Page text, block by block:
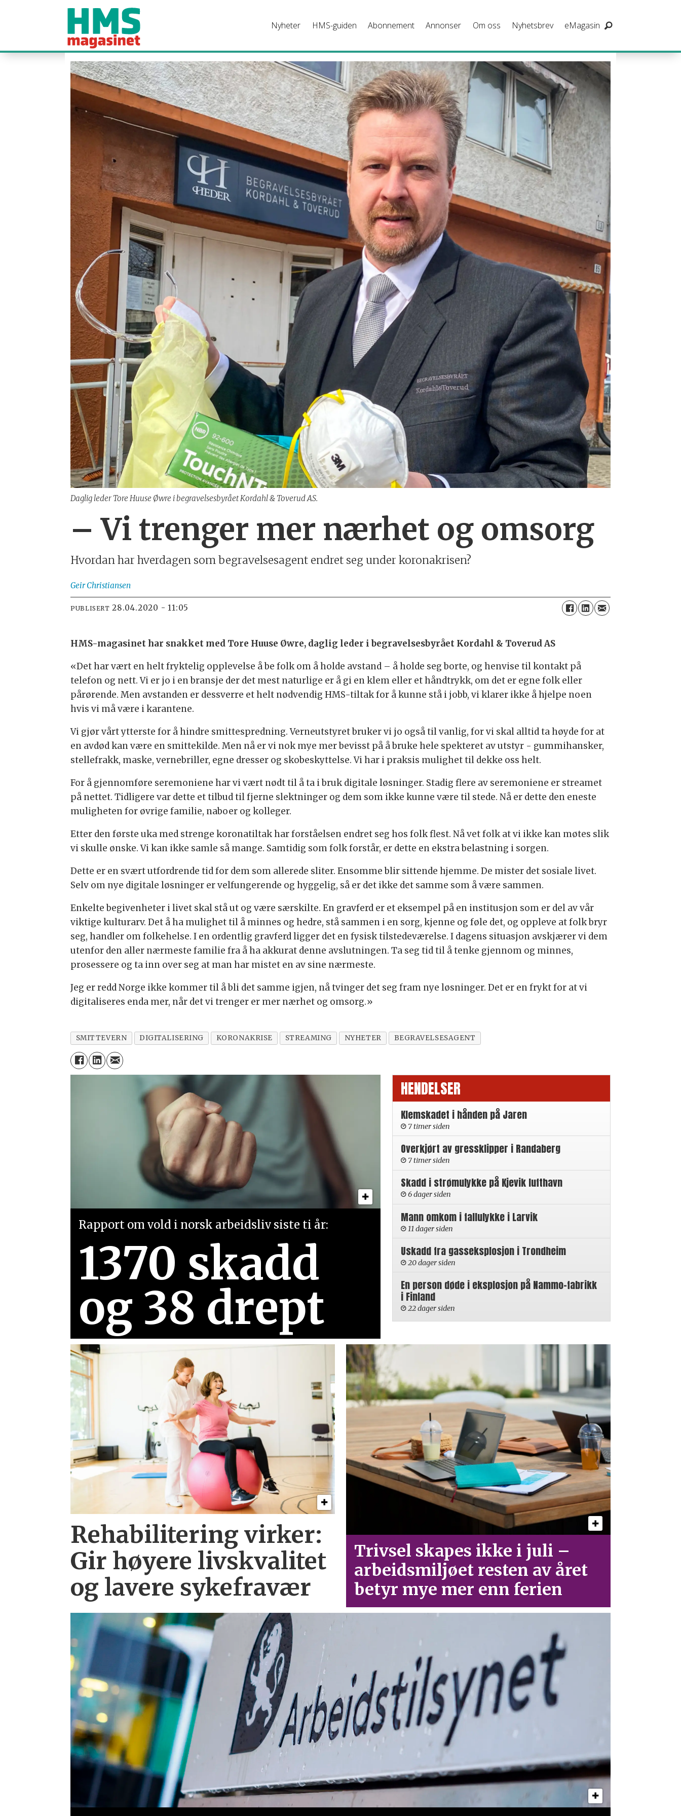
Nyheter HMS-guiden Abonnement Annonser Om oss Nyhetsbrev eMagasin
Daglig leder Tore Huuse Øwre i begravelsesbyrået Kordahl & Toverud AS.
– Vi trenger mer nærhet og omsorg
Hvordan har hverdagen som begravelsesagent endret seg under koronakrisen?
Geir Christiansen
PUBLISERT 28.04.2020 - 11:05
HMS-magasinet har snakket med Tore Huuse Øwre, daglig leder i begravelsesbyrået Kordahl & Toverud AS
«Det har vært en helt fryktelig opplevelse å be folk om å holde avstand – å holde seg borte, og henvise til kontakt på
telefon og nett. Vi er jo i en bransje der det mest naturlige er å gi en klem eller et håndtrykk, om det er egne folk eller
pårørende. Men avstanden er dessverre et helt nødvendig HMS-tiltak for å kunne stå i jobb, vi klarer ikke å hjelpe noen
hvis vi må være i karantene.
Vi gjør vårt ytterste for å hindre smittespredning. Verneutstyret bruker vi jo også til vanlig, for vi skal alltid ta høyde for at
en avdød kan være en smittekilde. Men nå er vi nok mye mer bevisst på å bruke hele spekteret av utstyr - gummihansker,
stellefrakk, maske, vernebriller, egne dresser og skobeskyttelse. Vi har i praksis mulighet til dekke oss helt.
For å gjennomføre seremoniene har vi vært nødt til å ta i bruk digitale løsninger. Stadig flere av seremoniene er streamet
på nettet. Tidligere var dette et tilbud til fjerne slektninger og dem som ikke kunne være til stede. Nå er dette den eneste
muligheten for øvrige familie, naboer og kolleger.
Etter den første uka med strenge koronatiltak har forståelsen endret seg hos folk flest. Nå vet folk at vi ikke kan møtes slik
vi skulle ønske. Vi kan ikke samle så mange. Samtidig som folk forstår, er dette en ekstra belastning i sorgen.
Dette er en svært utfordrende tid for dem som allerede sliter. Ensomme blir sittende hjemme. De mister det sosiale livet.
Selv om nye digitale løsninger er velfungerende og hyggelig, så er det ikke det samme som å være sammen.
Enkelte begivenheter i livet skal stå ut og være særskilte. En gravferd er et eksempel på en institusjon som er del av vår
viktige kulturarv. Det å ha mulighet til å minnes og hedre, stå sammen i en sorg, kjenne og føle det, og oppleve at folk bryr
seg, handler om folkehelse. I en ordentlig gravferd ligger det en fysisk tilstedeværelse. I dagens situasjon avskjærer vi dem
utenfor den aller nærmeste familie fra å ha akkurat denne avslutningen. Ta seg tid til å tenke gjennom og minnes,
prosessere og ta inn over seg at man har mistet en av sine nærmeste.
Jeg er redd Norge ikke kommer til å bli det samme igjen, nå tvinger det seg fram nye løsninger. Det er en frykt for at vi
digitaliseres enda mer, når det vi trenger er mer nærhet og omsorg.»
SMITTEVERN DIGITALISERING KORONAKRISE STREAMING NYHETER BEGRAVELSESAGENT
Rapport om vold i norsk arbeidsliv siste ti år:
1370 skadd
og 38 drept
HENDELSER
Klemskadet i hånden på Jaren
7 timer siden
Overkjørt av gressklipper i Randaberg
7 timer siden
Skadd i strømulykke på Kjevik lufthavn
6 dager siden
Mann omkom i fallulykke i Larvik
11 dager siden
Uskadd fra gasseksplosjon i Trondheim
20 dager siden
En person døde i eksplosjon på Nammo-fabrikk
i Finland
22 dager siden
Rehabilitering virker:
Gir høyere livskvalitet
og lavere sykefravær
Trivsel skapes ikke i juli –
arbeid­smiljøet resten av året
betyr mye mer enn ferien